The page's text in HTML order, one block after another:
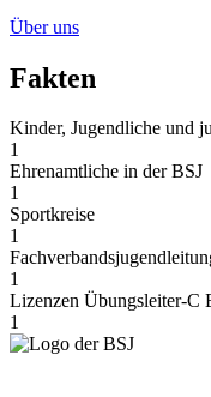
Über uns
Fak­ten
Kin­der, Jugend­li­che und
1
Ehren­amt­li­che in der BSJ
1
Sport­kreise
1
1
Lizen­zen Übungsleiter‑C
1